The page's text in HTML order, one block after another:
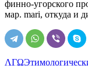
финно-угорского
мар. mari, откуда и
ΛΓΩ